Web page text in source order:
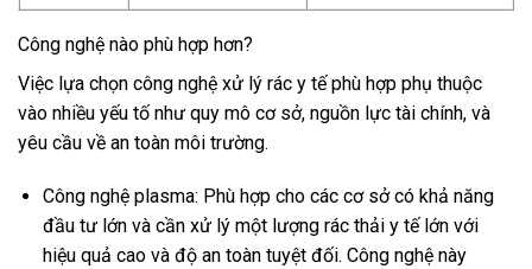
Công nghệ nào phù hợp hơn?
Việc lựa chọn công nghệ xử lý rác y tế phù hợp phụ thuộc
vào nhiều yếu tố như quy mô cơ sở, nguồn lực tài chính, và
yêu cầu về an toàn môi trường.
Công nghệ plasma: Phù hợp cho các cơ sở có khả năng
đầu tư lớn và cần xử lý một lượng rác thải y tế lớn với
hiệu quả cao và độ an toàn tuyệt đối. Công nghệ này